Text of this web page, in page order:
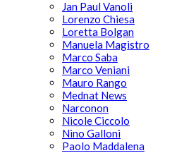
Jan Paul Vanoli
Lorenzo Chiesa
Loretta Bolgan
Manuela Magistro
Marco Saba
Marco Veniani
Mauro Rango
Mednat News
Narconon
Nicole Ciccolo
Nino Galloni
Paolo Maddalena